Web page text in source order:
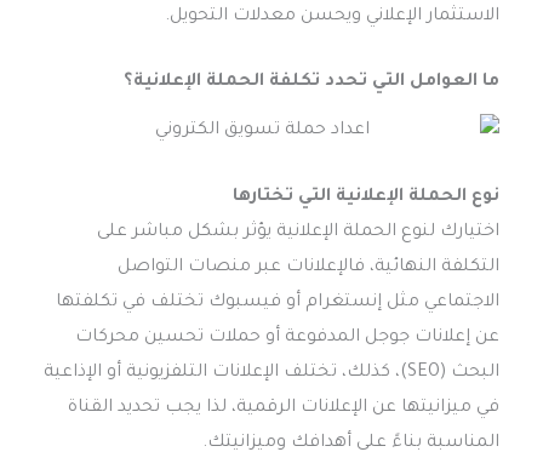
الاستثمار الإعلاني ويحسن معدلات التحويل.
ما العوامل التي تحدد تكلفة الحملة الإعلانية؟
نوع الحملة الإعلانية التي تختارها
اختيارك لنوع الحملة الإعلانية يؤثر بشكل مباشر على
التكلفة النهائية، فالإعلانات عبر منصات التواصل
الاجتماعي مثل إنستغرام أو فيسبوك تختلف في تكلفتها
عن إعلانات جوجل المدفوعة أو حملات تحسين محركات
البحث (SEO)، كذلك، تختلف الإعلانات التلفزيونية أو الإذاعية
في ميزانيتها عن الإعلانات الرقمية، لذا يجب تحديد القناة
المناسبة بناءً على أهدافك وميزانيتك.